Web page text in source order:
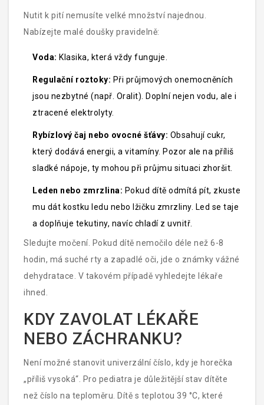
Nutit k pití nemusíte velké množství najednou.
Nabízejte malé doušky pravidelně:
Voda: Klasika, která vždy funguje.
Regulační roztoky: Při průjmových onemocněních
jsou nezbytné (např. Oralit). Doplní nejen vodu, ale i
ztracené elektrolyty.
Rybízlový čaj nebo ovocné šťávy: Obsahují cukr,
který dodává energii, a vitamíny. Pozor ale na příliš
sladké nápoje, ty mohou při průjmu situaci zhoršit.
Leden nebo zmrzlina: Pokud dítě odmítá pít, zkuste
mu dát kostku ledu nebo lžičku zmrzliny. Led se taje
a doplňuje tekutiny, navíc chladí z uvnitř.
Sledujte močení. Pokud dítě nemočilo déle než 6-8
hodin, má suché rty a zapadlé oči, jde o známky vážné
dehydratace. V takovém případě vyhledejte lékaře
ihned.
KDY ZAVOLAT LÉKAŘE
NEBO ZÁCHRANKU?
Není možné stanovit univerzální číslo, kdy je horečka
„příliš vysoká“. Pro pediatra je důležitější stav dítěte
než číslo na teploměru. Dítě s teplotou 39 °C, které